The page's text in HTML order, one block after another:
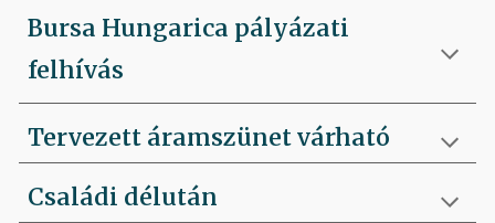
Bursa Hungarica pályázati
felhívás
Tervezett áramszünet várható
Családi délután